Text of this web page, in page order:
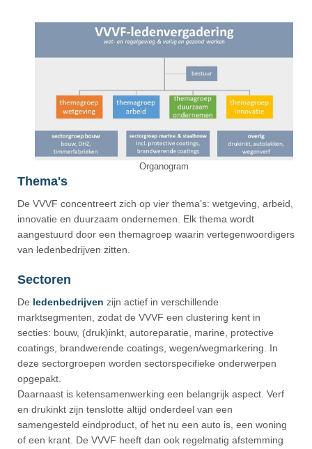
Organogram
Thema's
De VVVF concentreert zich op vier thema’s: wetgeving, arbeid,
innovatie en duurzaam ondernemen. Elk thema wordt
aangestuurd door een themagroep waarin vertegenwoordigers
van ledenbedrijven zitten.
Sectoren
De ledenbedrijven zijn actief in verschillende
marktsegmenten, zodat de VVVF een clustering kent in
secties: bouw, (druk)inkt, autoreparatie, marine, protective
coatings, brandwerende coatings, wegen/wegmarkering. In
deze sectorgroepen worden sectorspecifieke onderwerpen
opgepakt.
Daarnaast is ketensamenwerking een belangrijk aspect. Verf
en drukinkt zijn tenslotte altijd onderdeel van een
samengesteld eindproduct, of het nu een auto is, een woning
of een krant. De VVVF heeft dan ook regelmatig afstemming